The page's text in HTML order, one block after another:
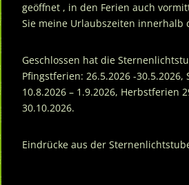
geöffnet , in den Ferien auch
Sie meine Urlaubszeiten innerhalb
Geschlossen hat die
Pfingstferien: 26.5.2026 -30.5.2026,
10.8.2026 – 1.9.2026, Herbstferien
30.10.2026.
Eindrücke aus der